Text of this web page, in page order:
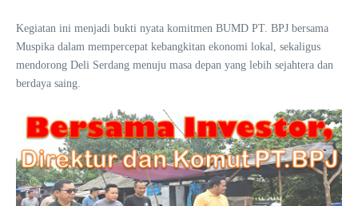
Kegiatan ini menjadi bukti nyata komitmen BUMD PT. BPJ bersama
Muspika dalam mempercepat kebangkitan ekonomi lokal, sekaligus
mendorong Deli Serdang menuju masa depan yang lebih sejahtera dan
berdaya saing.